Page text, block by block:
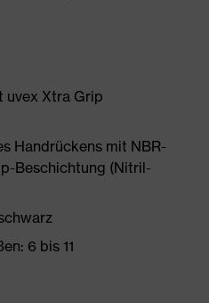
uvex Xtra Grip
Handrückens mit NBR-
Beschichtung (Nitril-
6 bis 11